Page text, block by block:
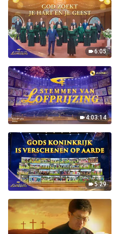
6:05
4:03:14
5:29